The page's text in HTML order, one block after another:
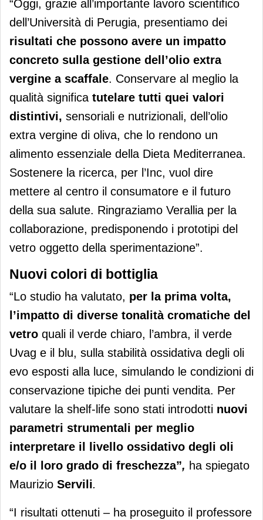
“Oggi, grazie all’importante lavoro scientifico
dell’Università di Perugia, presentiamo dei
risultati che possono avere un impatto
concreto sulla gestione dell’olio extra
vergine a scaffale. Conservare al meglio la
qualità significa tutelare tutti quei valori
distintivi, sensoriali e nutrizionali, dell’olio
extra vergine di oliva, che lo rendono un
alimento essenziale della Dieta Mediterranea.
Sostenere la ricerca, per l’Inc, vuol dire
mettere al centro il consumatore e il futuro
della sua salute. Ringraziamo Verallia per la
collaborazione, predisponendo i prototipi del
vetro oggetto della sperimentazione”.
Nuovi colori di bottiglia
“Lo studio ha valutato, per la prima volta,
l’impatto di diverse tonalità cromatiche del
vetro quali il verde chiaro, l’ambra, il verde
Uvag e il blu, sulla stabilità ossidativa degli oli
evo esposti alla luce, simulando le condizioni di
conservazione tipiche dei punti vendita. Per
valutare la shelf-life sono stati introdotti nuovi
parametri strumentali per meglio
interpretare il livello ossidativo degli oli
e/o il loro grado di freschezza”, ha spiegato
Maurizio Servili.
“I risultati ottenuti – ha proseguito il professore